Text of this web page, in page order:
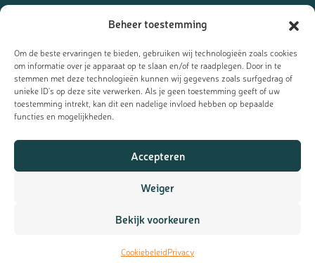
Beheer toestemming
Om de beste ervaringen te bieden, gebruiken wij technologieën zoals cookies
om informatie over je apparaat op te slaan en/of te raadplegen. Door in te
stemmen met deze technologieën kunnen wij gegevens zoals surfgedrag of
unieke ID's op deze site verwerken. Als je geen toestemming geeft of uw
toestemming intrekt, kan dit een nadelige invloed hebben op bepaalde
functies en mogelijkheden.
Accepteren
Weiger
Bekijk voorkeuren
CookiebeleidPrivacy
123bedankt.nl is een onderdeel van
Meld je aan voor de nieuwsbrief
Ontvang de laatste updates, nieuws en aanbiedingen als eerst